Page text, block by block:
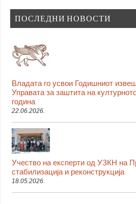
ПОСЛЕДНИ НОВОСТИ
Владата го усвои Годишниот
Управата за заштита на
година
22.06.2026.
Учество на експерти од УЗКН на
стабилизација и реконструкција
18.05.2026.